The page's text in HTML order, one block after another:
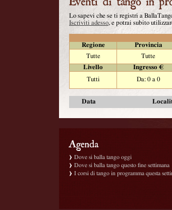
Lo sapevi che se ti registri a
Iscriviti adesso, e potrai subito
Regione
Provincia
Tutte
Tutte
Livello
Ingresso €
Tutti
Da: 0 a 0
Data
Dove si balla tango oggi
Dove si balla tango questo fine settimana
I corsi di tango in programma questa